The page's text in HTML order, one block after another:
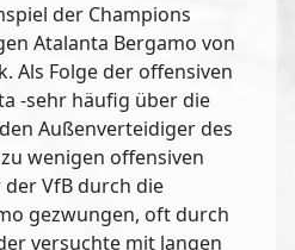
der Champions
Atalanta Bergamo von
Als Folge der offensiven
-sehr häufig über die
Außenverteidiger des
wenigen offensiven
VfB durch die
gezwungen, oft durch
versuchte mit langen